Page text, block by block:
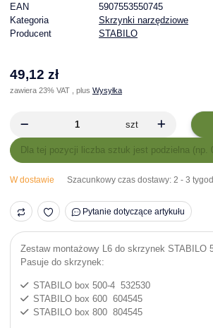
EAN
5907553550745
Kategoria
Skrzynki narzędziowe
Producent
STABILO
49,12 zł
zawiera 23% VAT , plus Wysyłka
szt
xDla tej pozycji liczba sztuk jest podzielna (np.
W dostawie Szacunkowy czas dostawy: 2 - 3
Pytanie dotyczące artykułu
Zestaw montażowy L6 do skrzynek STABILO
Pasuje do skrzynek:
STABILO box 500-4 532530
STABILO box 600 604545
STABILO box 800 804545